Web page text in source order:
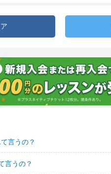
言うの？
言うの？